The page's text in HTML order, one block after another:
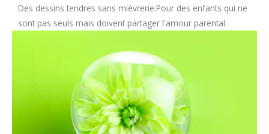
Des dessins tendres sans mièvrerie.Pour des enfants qui ne
sont pas seuls mais doivent partager l'amour parental.